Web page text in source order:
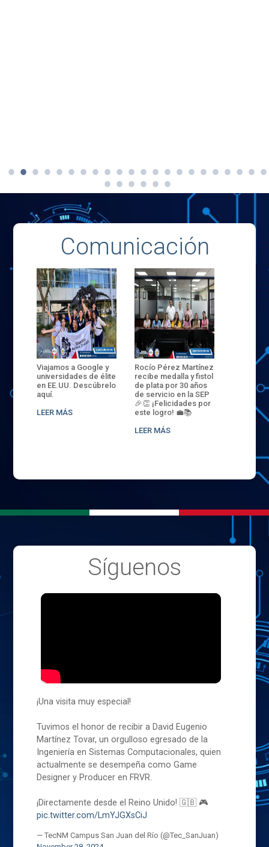
Comunicación
Viajamos a Google y
universidades de élite
en EE.UU. Descúbrelo
aquí.
LEER MÁS
Rocío Pérez Martínez
recibe medalla y fistol
de plata por 30 años
de servicio en la SEP
🎉👏 ¡Felicidades por
este logro! 💼📚
LEER MÁS
ENECB-
del
batalla.
32
sede
Síguenos
¡Una visita muy especial!
Tuvimos el honor de recibir a David Eugenio
Martínez Tovar, un orgulloso egresado de la
Ingeniería en Sistemas Computacionales, quien
actualmente se desempeña como Game
Designer y Producer en FRVR.
¡Directamente desde el Reino Unido! 🇬🇧 🎮
pic.twitter.com/LmYJGXsCiJ
— TecNM Campus San Juan del Río (@Tec_SanJuan)